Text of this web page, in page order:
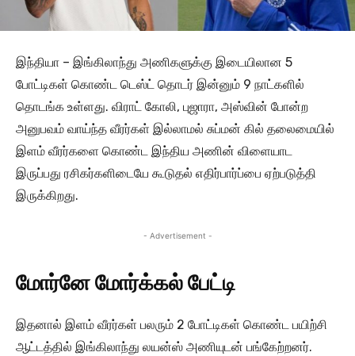
இந்தியா – இங்கிலாந்து அணிகளுக்கு இடையிலான 5
போட்டிகள் கொண்ட டெஸ்ட் தொடர் இன்னும் 9 நாட்களில்
தொடங்க உள்ளது. விராட் கோலி, புஜாரா, அஸ்வின் போன்ற
அனுபவம் வாய்ந்த வீரர்கள் இல்லாமல் சுப்மன் கில் தலைமையில்
இளம் வீரர்களை கொண்ட இந்திய அணின் விளையாட
இருப்பது ரசிகர்களிடையே கூடுதல் எதிர்பார்ப்பை ஏற்படுத்தி
இருக்கிறது.
- Advertisement -
மோர்னே மோர்க்கல் பேட்டி
இதனால் இளம் வீரர்கள் பலரும் 2 போட்டிகள் கொண்ட பயிற்சி
ஆட்டத்தில் இங்கிலாந்து லயன்ஸ் அணியுடன் பங்கேற்றனர்.